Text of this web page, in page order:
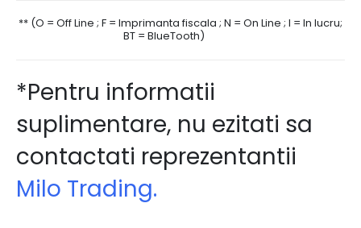
** (O = Off Line ; F = Imprimanta fiscala ; N = On Line ; I = In lucru;
BT = BlueTooth)
*Pentru informatii
suplimentare, nu ezitati sa
contactati reprezentantii
Milo Trading.